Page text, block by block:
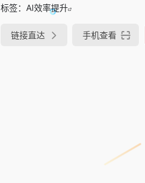
标签： AI效率提升
链接直达 手机查看